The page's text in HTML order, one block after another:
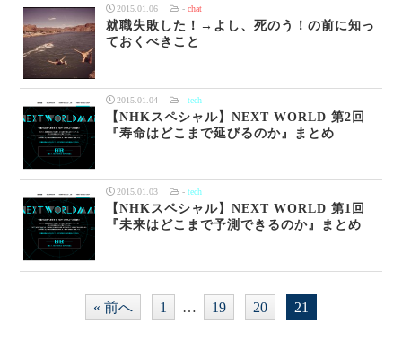
2015.01.06 - chat
就職失敗した！→よし、死のう！の前に知っ
ておくべきこと
2015.01.04 - tech
【NHKスペシャル】NEXT WORLD 第2回
『寿命はどこまで延びるのか』まとめ
2015.01.03 - tech
【NHKスペシャル】NEXT WORLD 第1回
『未来はどこまで予測できるのか』まとめ
« 前へ 1 … 19 20 21